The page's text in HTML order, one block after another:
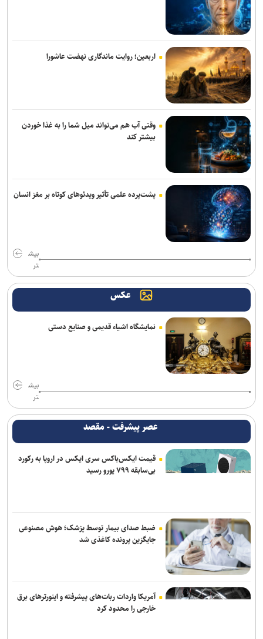
مس شهربابک حفظ شد
قلعه‌نویی به جلسه هیات رئیسه فدراسیون فوتبال می‌رود/ تقاضای همکاری
از باشگاه‌ها با تیم جوانان
بازار سرد ستاره‌های ایران؛ طارمی، جهانبخش و رضاییان بدون پیشنهاد
بزرگ
دنیامالی به دعوت رسمی وزیر ورزش آذربایجان به باکو سفر می‌کند
جدایی قطعی رضاییان از استقلال + عکس
ابهامات یک بیانیه؛ از پاسخ مبهم فیفا در مورد اندونگ تا استعلامِ آسانی
آراسته و کومار به نساجی پیوستند
آخرین رنکینگ جهانی تیراندازان/ رستمیان در رده پنجم؛ گل خندان در
میان ۲۰ نفر برتر و صعود چشمگیر چهل امیرانی
استارت درمان نایب‌قهرمان المپیک و جهان برای شرکت در مسابقات
جهانی قزاقستان
ارائه خدمات رایگان مجموعه توچال به اصحاب رسانه
آرمان الهی بعد از جهانی باکو، به جهانی اسلواکی می‌رود/ عنوان‌دار ایرانی
جهان که قهرمان ۲ رشته آزاد و فرنگی شده بود
روزنامه‌های ورزشی چهارشنبه ۱۴ مرداد ۱۴۰۵
سالاری مشاور مدیرعامل پرسپولیس شد
عالیشاه در یک قدمی گل‌گهر
رسمی؛ عالیشاه به گل‌گهر پیوست
پرورش اندام/ حضور عضو هیات مدیره پرسپولیس
باقری قراردادش را با پیکان تمدید کرد
اربعین؛ روایت ماندگاری نهضت عاشورا
وقتی آب هم می‌تواند میل شما را به غذا خوردن
بیشتر کند
پشت‌پرده علمی تأثیر ویدئو‌های کوتاه بر مغز انسان
بیش
تر
عکس
نمایشگاه اشیاء قدیمی و صنایع دستی
بیش
تر
عصر پیشرفت - مقصد
قیمت ایکس‌باکس سری ایکس در اروپا به رکورد
بی‌سابقه ۷۹۹ یورو رسید
ضبط صدای بیمار توسط پزشک؛ هوش مصنوعی
جایگزین پرونده کاغذی شد
آمریکا واردات ربات‌های پیشرفته و اینورترهای برق
خارجی را محدود کرد